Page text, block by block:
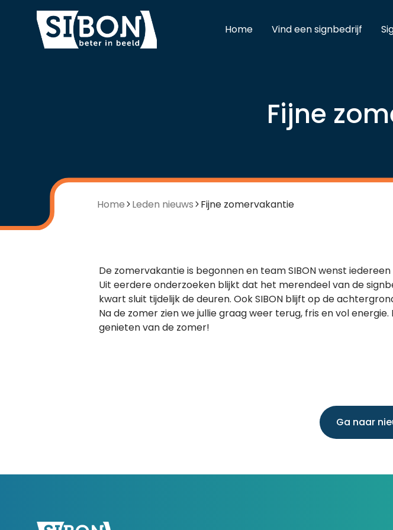
Home Vind een signbedrijf
Fijne
Home Leden nieuws Fijne zomervakantie
De zomervakantie is begonnen en team SIBON wenst
Uit eerdere onderzoeken blijkt dat het merendeel van de
kwart sluit tijdelijk de deuren. Ook SIBON blijft op de
Na de zomer zien we jullie graag weer terug, fris en vol
genieten van de zomer!
Ga naar